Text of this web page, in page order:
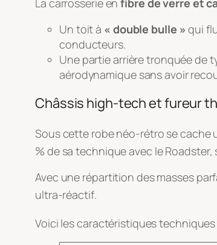
La carrosserie enfibre de verre et
Un toit à « double bulle » qui
conducteurs.
Une partie arrière tronquée de
aérodynamique sans avoir
Châssis high-tech et fureur
Sous cette robe néo-rétro se cache
% de sa technique avec le
Avec une répartition des masses
ultra-réactif.
Voici les caractéristiques